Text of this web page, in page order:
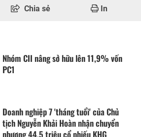
Chia sẻ In
Nhóm CII nâng sở hữu lên 11,9% vốn
PC1
Doanh nghiệp 7 'tháng tuổi' của Chủ
tịch Nguyễn Khải Hoàn nhận chuyển
nhượng 44,5 triệu cổ phiếu KHG